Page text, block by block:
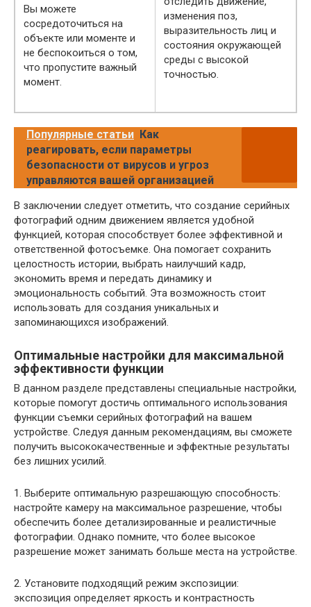
Вы можете
сосредоточиться на
объекте или моменте и
не беспокоиться о том,
что пропустите важный
момент.
изменения поз,
выразительность лиц и
состояния окружающей
среды с высокой
точностью.
Популярные статьи Как
реагировать, если параметры
безопасности от вирусов и угроз
управляются вашей организацией
В заключении следует отметить, что создание серийных
фотографий одним движением является удобной
функцией, которая способствует более эффективной и
ответственной фотосъемке. Она помогает сохранить
целостность истории, выбрать наилучший кадр,
экономить время и передать динамику и
эмоциональность событий. Эта возможность стоит
использовать для создания уникальных и
запоминающихся изображений.
Оптимальные настройки для максимальной
эффективности функции
В данном разделе представлены специальные настройки,
которые помогут достичь оптимального использования
функции съемки серийных фотографий на вашем
устройстве. Следуя данным рекомендациям, вы сможете
получить высококачественные и эффектные результаты
без лишних усилий.
1. Выберите оптимальную разрешающую способность:
настройте камеру на максимальное разрешение, чтобы
обеспечить более детализированные и реалистичные
фотографии. Однако помните, что более высокое
разрешение может занимать больше места на устройстве.
2. Установите подходящий режим экспозиции:
экспозиция определяет яркость и контрастность